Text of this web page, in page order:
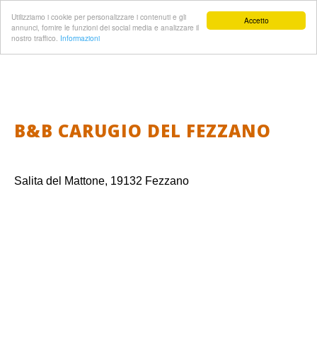
Accetto
Utilizziamo i cookie per personalizzare i contenuti e gli
annunci, fornire le funzioni dei social media e analizzare il
nostro traffico. Informazioni
B&B CARUGIO DEL FEZZANO
Salita del Mattone, 19132 Fezzano